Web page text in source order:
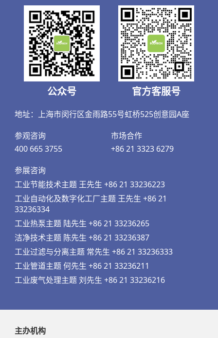
公众号 官方客服号
地址：上海市闵行区金雨路55号虹桥525创意园A座
参观咨询
400 665 3755
市场合作
+86 21 3323 6279
参展咨询
工业节能技术主题 王先生 +86 21 33236223
工业自动化及数字化工厂主题 王先生 +86 21
33236334
工业热泵主题 陆先生 +86 21 33236265
洁净技术主题 陈先生 +86 21 33236387
工业过滤与分离主题 常先生 +86 21 33236333
工业管道主题 何先生 +86 21 33236211
工业废气处理主题 刘先生 +86 21 33236216
主办机构